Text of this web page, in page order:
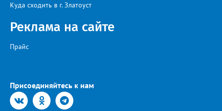
Куда сходить в г. Златоуст
Реклама на сайте
Прайс
Присоединяйтесь к нам